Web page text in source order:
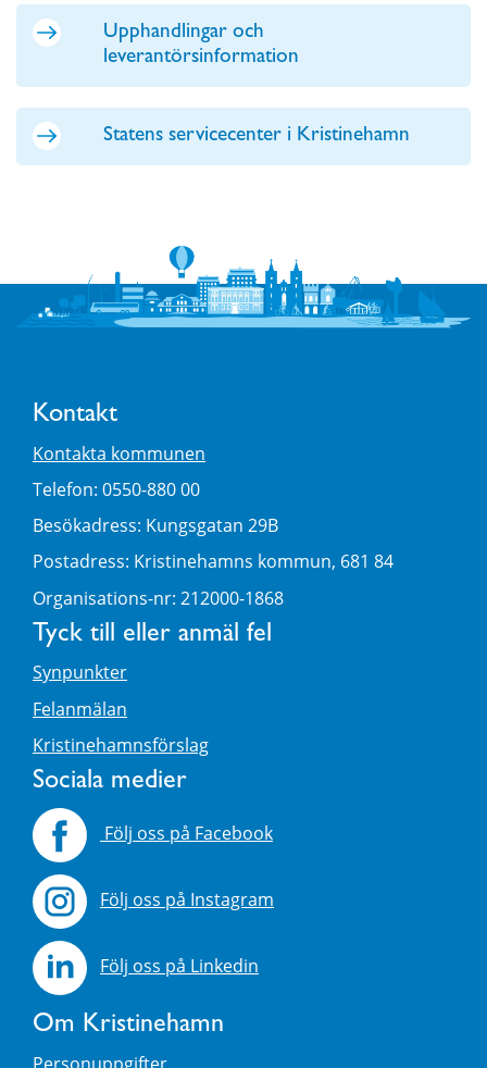
Upphandlingar och
leverantörsinformation
Statens servicecenter i Kristinehamn
Kontakt
Kontakta kommunen
Telefon: 0550-880 00
Besökadress: Kungsgatan 29B
Postadress: Kristinehamns kommun, 681 84
Organisations-nr: 212000-1868
Tyck till eller anmäl fel
Synpunkter
Felanmälan
Kristinehamnsförslag
Sociala medier
Följ oss på Facebook
Följ oss på Instagram
Följ oss på Linkedin
Om Kristinehamn
Personuppgifter